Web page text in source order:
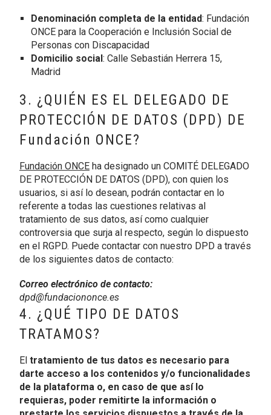
Denominación completa de la entidad: Fundación
ONCE para la Cooperación e Inclusión Social de
Personas con Discapacidad
Domicilio social: Calle Sebastián Herrera 15,
Madrid
3. ¿QUIÉN ES EL DELEGADO DE
PROTECCIÓN DE DATOS (DPD) DE
Fundación ONCE?
Fundación ONCE ha designado un COMITÉ DELEGADO
DE PROTECCIÓN DE DATOS (DPD), con quien los
usuarios, si así lo desean, podrán contactar en lo
referente a todas las cuestiones relativas al
tratamiento de sus datos, así como cualquier
controversia que surja al respecto, según lo dispuesto
en el RGPD. Puede contactar con nuestro DPD a través
de los siguientes datos de contacto:
Correo electrónico de contacto:
dpd@fundaciononce.es
4. ¿QUÉ TIPO DE DATOS
TRATAMOS?
El tratamiento de tus datos es necesario para
darte acceso a los contenidos y/o funcionalidades
de la plataforma o, en caso de que así lo
requieras, poder remitirte la información o